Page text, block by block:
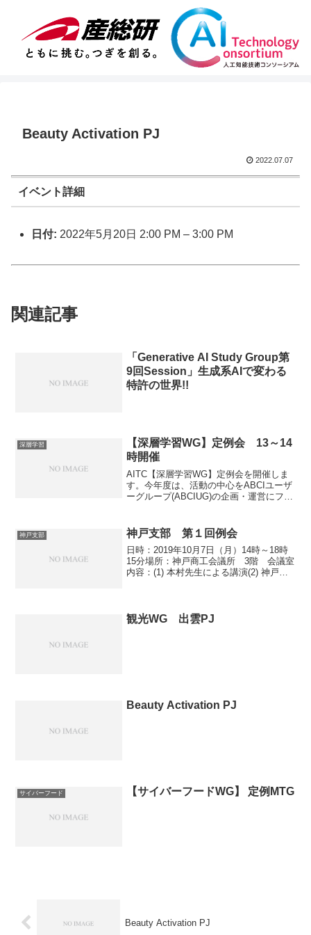
Beauty Activation PJ
2022.07.07
イベント詳細
日付: 2022年5月20日 2:00 PM –3:00 PM
関連記事
「Generative AI Study Group第
9回Session」生成系AIで変わる
特許の世界!!
深層学習
【深層学習WG】定例会 13～14
時開催
AITC【深層学習WG】定例会を開催しま
す。今年度は、活動の中心をABCIユーザ
ーグループ(ABCIUG)の企画・運営にフォ
意見をお聞きしたいと思います。WGメン
バ...
神戸支部 神戸支部 第１回例会
日時：2019年10月7日（月）14時～18時
15分場所：神戸商工会議所 3階 会議室
内容：(1) 本村先生による講演(2) 神戸の
観光WG 出雲PJ
Beauty Activation PJ
サイバーフード 【サイバーフードWG】 定例MTG
Beauty Activation PJ